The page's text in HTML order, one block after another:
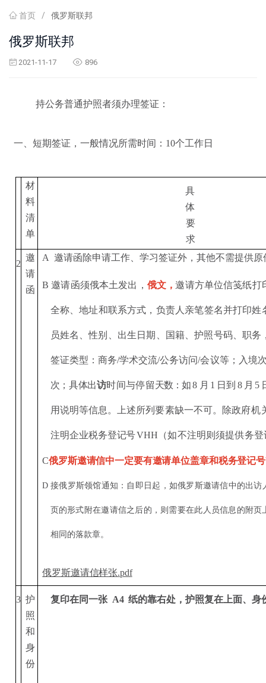
首页 / 俄罗斯联邦
俄罗斯联邦
2021-11-17 896
持公务普通护照者须办理签证：
一、短期签证，一般情况所需时间： 10个工作日
材
料
清
单
具
体
要
求
2
邀
请
函
A 邀请函除申请工作、学习签证外，其他不需提供原
B邀请函须俄本土发出， 俄文，邀请方单位信笺纸打
全称、地址和联系方式，负责人亲笔签名并打印姓
员姓名、性别、出生日期、国籍、护照号码、职务
签证类型：商务/学术交流/公务访问/会议等； 入境
次；具体出访时间与停留天数：如8 月 1 日到 8 月 5
用说明等信息。上述所列要素缺一不可。除政府机
注明企业税务登记号VHH （如不注明则须提供务登
C俄罗斯邀请信中一定要有邀请单位盖章和税务登记
D接俄罗斯领馆通知：自即日起，如俄罗斯邀请信中的出访
页的形式附在邀请信之后的，则需要在此人员信息的附页
相同的落款章。
俄罗斯邀请信样张.pdf
3 护
照
和
身
份
复印在同一张 A4 纸的靠右处，护照复在上面、身